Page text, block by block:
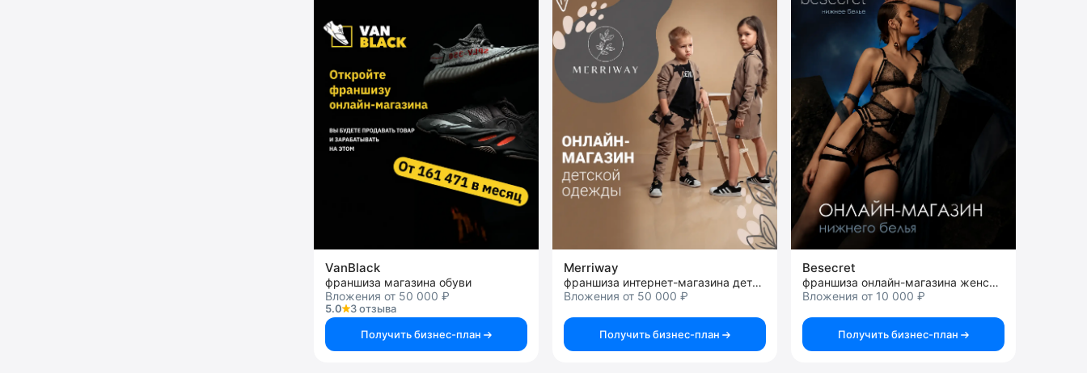
VanBlack
франшиза магазина обуви
Вложения от 50 000 ₽
5.0
3 отзыва
Получить бизнес-план
Merriway
франшиза интернет-магазина детской одежды
Вложения от 50 000 ₽
Получить бизнес-план
Besecret
франшиза онлайн-магазина женского белья
Вложения от 10 000 ₽
Получить бизнес-план